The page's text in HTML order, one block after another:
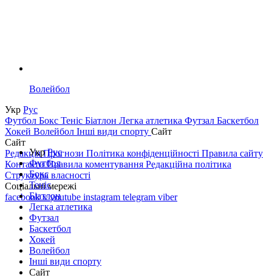
Волейбол
Укр Рус
Футбол Бокс Теніс Біатлон Легка атлетика Футзал Баскетбол
Хокей Волейбол Інші види спорту Сайт
Сайт
РедакціяПрогнози Політика конфіденційності Правила сайту
КонтактиПравила коментування Редакційна політика
Структура власності
Соціальні мережі
facebookxyoutube instagram telegram viber
УкрРус
Футбол
Бокс
Теніс
Біатлон
Легка атлетика
Футзал
Баскетбол
Хокей
Волейбол
Інші види спорту
Сайт